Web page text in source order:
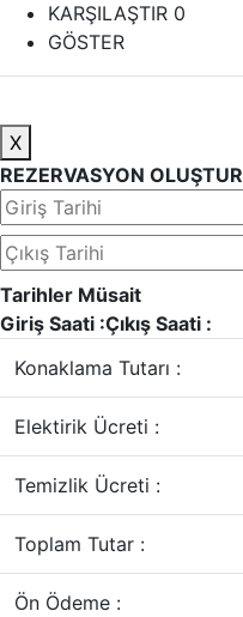
KARŞILAŞTIR 0
GÖSTER
X
REZERVASYON OLUŞTUR
Tarihler Müsait
Giriş Saati :Çıkış Saati :
Konaklama Tutarı :
Elektirik Ücreti :
Temizlik Ücreti :
Toplam Tutar :
Ön Ödeme :